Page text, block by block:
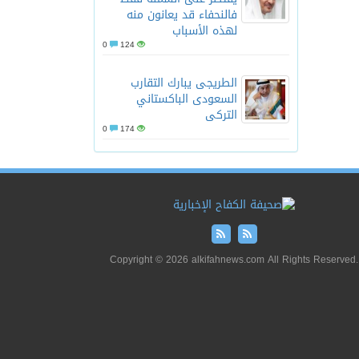
فالنحفاء قد يعانون منه
لهذه الأسباب
124
الطريجى يبارك التقارب
السعودى الباكستاني
التركى
174
Copyright © 2026 alkifahnews.com All Rights Reserved.